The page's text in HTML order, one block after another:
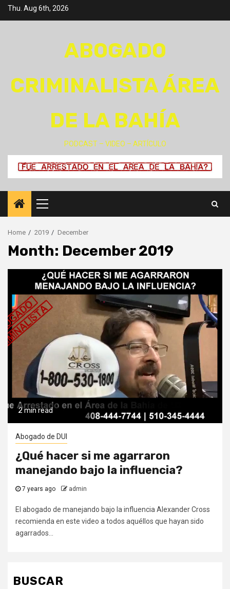
SkipThu. Aug 6th, 2026
ABOGADO
CRIMINALISTA ÁREA
DE LA BAHÍA
PODCAST – VIDEO – ARTÍCULO
Primary
Menu
Home 2019 December
Month: December 2019
2 min read
Abogado de DUI
¿Qué hacer si me agarraron
manejando bajo la influencia?
7 years ago admin
El abogado de manejando bajo la influencia Alexander Cross
recomienda en este video a todos aquéllos que hayan sido
agarrados...
BUSCAR